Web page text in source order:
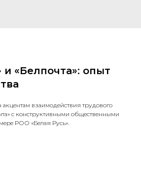
и «Белпочта»: опыт
взаимодействия трудового
с конструктивными общественными
РОО «Белая Русь».